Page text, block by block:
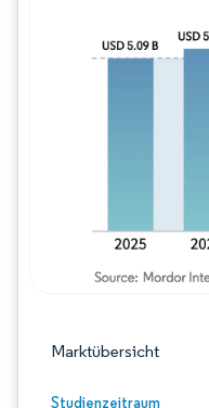
Marktübersicht
Studienzeitraum